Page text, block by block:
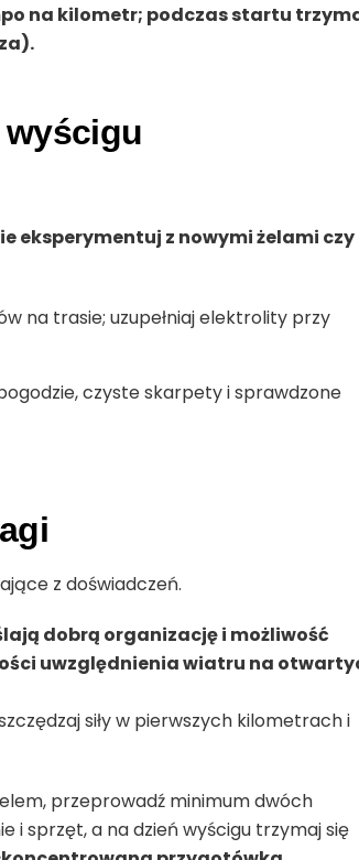
na kilometr; podczas startu
wyścigu
eksperymentuj z nowymi żelami czy
na trasie; uzupełniaj elektrolity przy
czyste skarpety i sprawdzone
z doświadczeń.
dobrą organizację i możliwość
uwzględnienia wiatru na
siły w pierwszych kilometrach i
przeprowadź minimum dwóch
i sprzęt, a na dzień wyścigu trzymaj się